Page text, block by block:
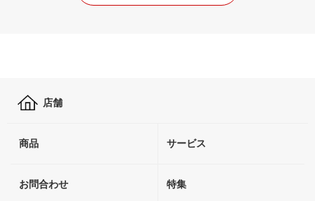
店舗
商品 サービス
お問合わせ 特集